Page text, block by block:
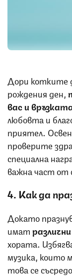
Дори котките
рождения ден,
вас и
любовта и
приятел.
проверите
специална
важна част от
4. Как да
Докато
имат
хората.
музика, които
това се